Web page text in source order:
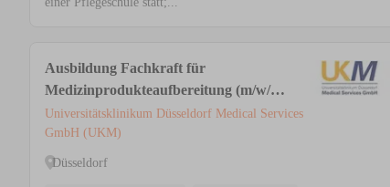
Ausbildung Fachkraft für
Medizinprodukteaufbereitung (m/w/d)
in der AEMP / ZSVA
Universitätsklinikum Düsseldorf Medical Services
GmbH (UKM)
Düsseldorf